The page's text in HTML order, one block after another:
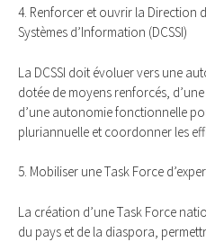
4. Renforcer et ouvrir la Direction
Systèmes d’Information (DCSSI)
La DCSSI doit évoluer vers une
dotée de moyens renforcés,
d’une autonomie fonctionnelle
pluriannuelle et coordonner les
5. Mobiliser une Task Force
La création d’une Task Force
du pays et de la diaspora,